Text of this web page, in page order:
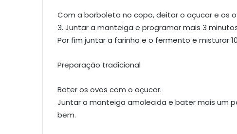
Com a borboleta no copo, deitar o açucar e os
3. Juntar a manteiga e programar mais 3
Por fim juntar a farinha e o fermento e misturar
Preparação tradicional
Bater os ovos com o açucar.
Juntar a manteiga amolecida e bater mais um
bem.